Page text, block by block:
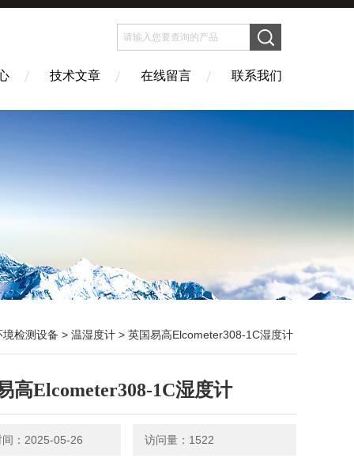
技术文章 在线留言 联系我们
境检测设备 > 温湿度计 > 英国易高Elcometer308-1C湿度计
高Elcometer308-1C湿度计
间：2025-05-26 访问量：1522